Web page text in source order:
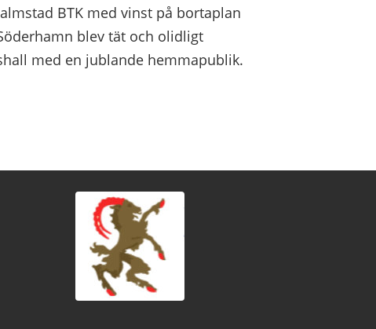
BTK med vinst på bortaplan
blev tät och olidligt
med en jublande hemmapublik.